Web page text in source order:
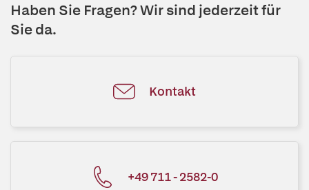
Haben Sie Fragen? Wir sind jederzeit für
Sie da.
Kontakt
+49 711 - 2582-0